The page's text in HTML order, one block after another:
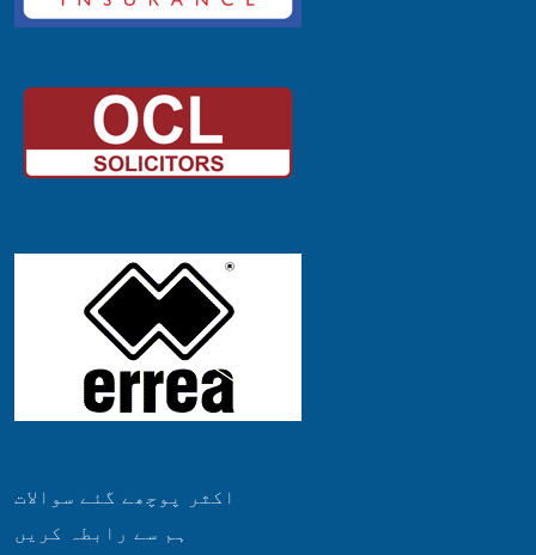
اکثر پوچھے گئے سوالات
ہم سے رابطہ کریں